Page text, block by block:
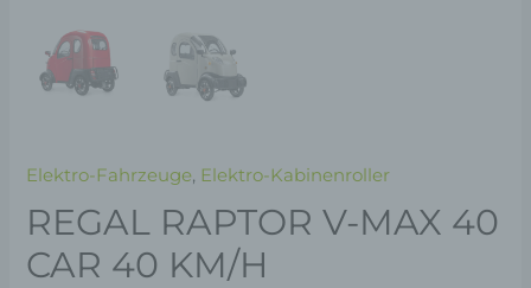
Elektro-Fahrzeuge, Elektro-Kabinenroller
REGAL RAPTOR V-MAX 40
CAR 40 KM/H